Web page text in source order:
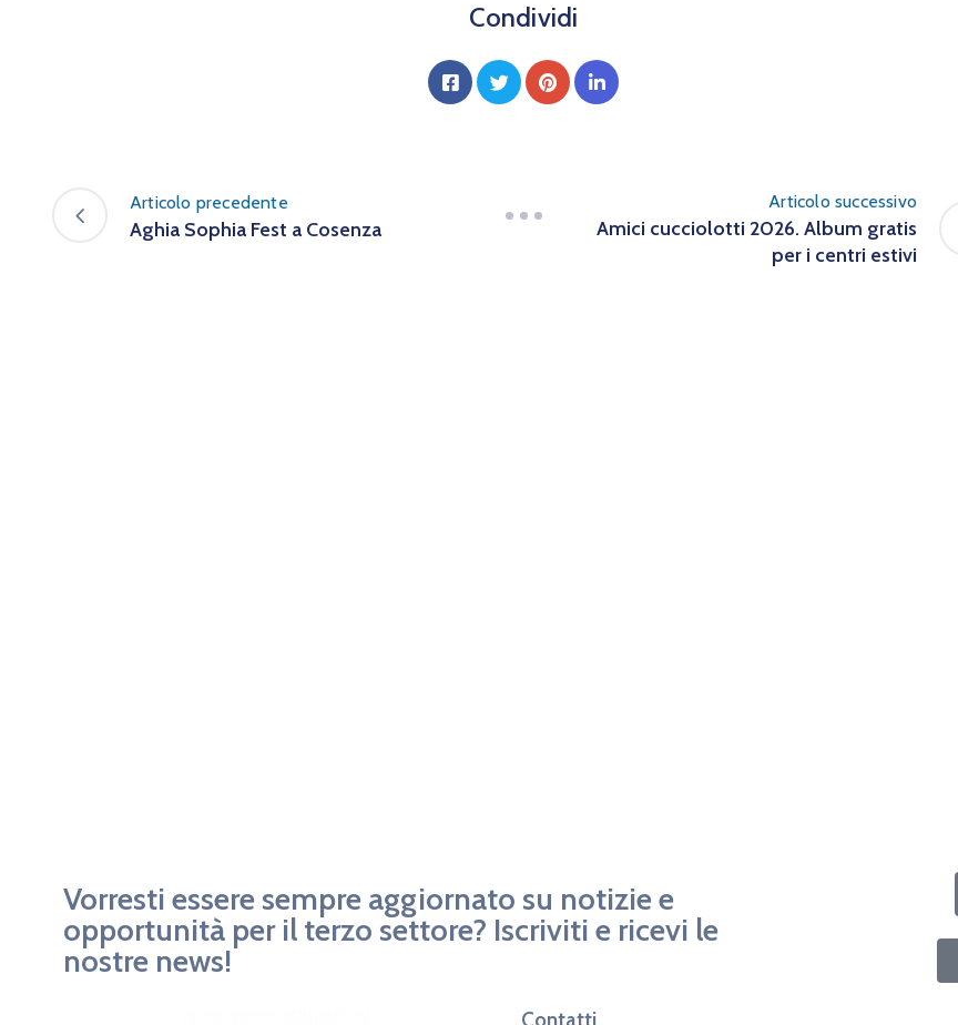
Condividi
Articolo precedente
Aghia Sophia Fest a Cosenza
Articolo successivo
Amici cucciolotti 2026. Album gratis
per i centri estivi
Vorresti essere sempre aggiornato su notizie e
opportunità per il terzo settore? Iscriviti e ricevi le
nostre news!